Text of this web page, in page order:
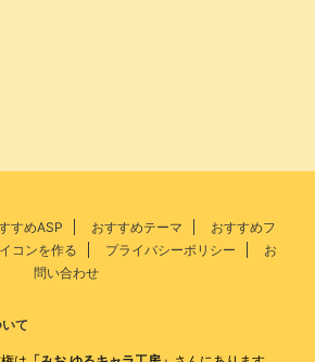
すめASP おすすめテーマ
おすすめフ
コンを作る プライバシーポリシー
お
問い合わせ
て